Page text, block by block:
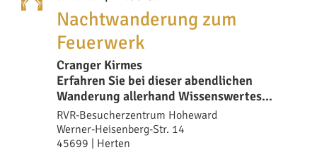
Nachtwanderung zum
Feuerwerk
Cranger Kirmes
Erfahren Sie bei dieser abendlichen
Wanderung allerhand Wissenswertes
rund um die Sonnenuhr und das geh
RVR-Besucherzentrum Hoheward
Werner-Heisenberg-Str. 14
45699 | Herten